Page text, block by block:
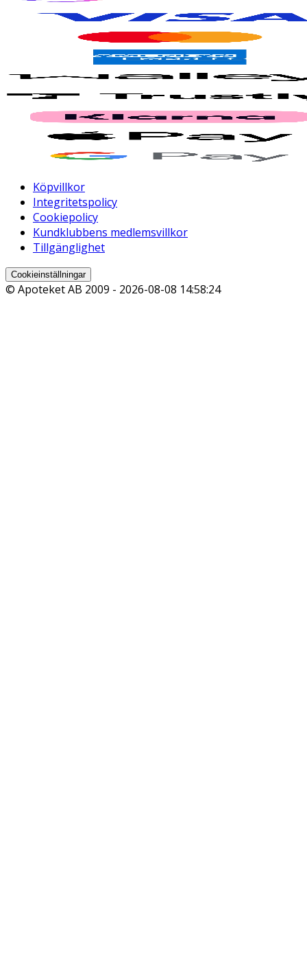
Köpvillkor
Integritetspolicy
Cookiepolicy
Kundklubbens medlemsvillkor
Tillgänglighet
Cookieinställningar
© Apoteket AB 2009 - 2026-08-08 14:58:24